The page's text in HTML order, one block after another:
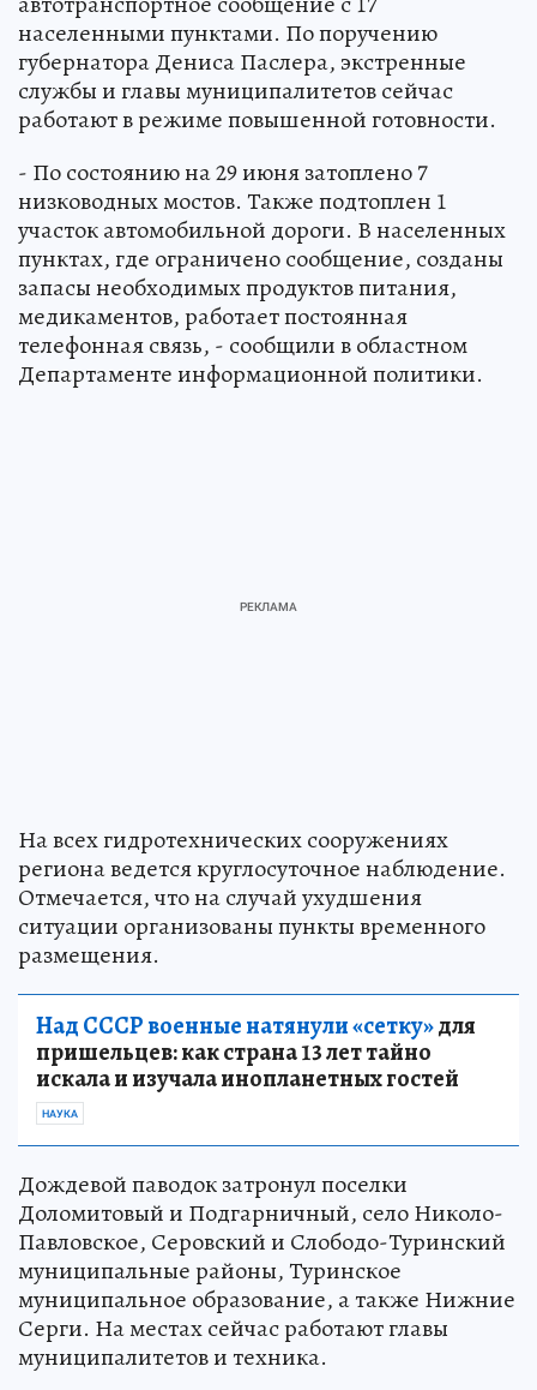
населенными пунктами. По поручению
губернатора Дениса Паслера, экстренные
службы и главы муниципалитетов сейчас
работают в режиме повышенной готовности.
- По состоянию на 29 июня затоплено 7
низководных мостов. Также подтоплен 1
участок автомобильной дороги. В населенных
пунктах, где ограничено сообщение, созданы
запасы необходимых продуктов питания,
медикаментов, работает постоянная
телефонная связь, - сообщили в областном
Департаменте информационной политики.
На всех гидротехнических сооружениях
региона ведется круглосуточное наблюдение.
Отмечается, что на случай ухудшения
ситуации организованы пункты временного
размещения.
Над СССР военные натянули «сетку»для
пришельцев: как страна 13 лет тайно
искала и изучала инопланетных гостей
НАУКА
Дождевой паводок затронул поселки
Доломитовый и Подгарничный, село Николо-
Павловское, Серовский и Слободо-Туринский
муниципальные районы, Туринское
муниципальное образование, а также Нижние
Серги. На местах сейчас работают главы
муниципалитетов и техника.